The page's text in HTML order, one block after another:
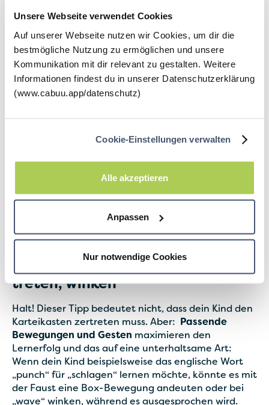
Unsere Webseite verwendet Cookies
Auf unserer Webseite nutzen wir Cookies, um dir die
bestmögliche Nutzung zu ermöglichen und unsere
Kommunikation mit dir relevant zu gestalten. Weitere
Informationen findest du in unserer Datenschutzerklärung
(www.cabuu.app/datenschutz)
Cookie-Einstellungen verwalten
Alle akzeptieren
Anpassen
Nur notwendige Cookies
hier unsere10 Tipps für gute Noten
Altersgerechte Filme oder Bücher helfen beim
spielerischen Ausbau des Wortschatzes.
treten, winken
Halt! Dieser Tipp bedeutet nicht, dass dein Kind den
Karteikasten zertreten muss. Aber: Passende
Bewegungen und Gesten maximieren den
Lernerfolg und das auf eine unterhaltsame Art:
Wenn dein Kind beispielsweise das englische Wort
„punch“ für „schlagen“ lernen möchte, könnte es mit
der Faust eine Box-Bewegung andeuten oder bei
„wave“ winken, während es ausgesprochen wird.